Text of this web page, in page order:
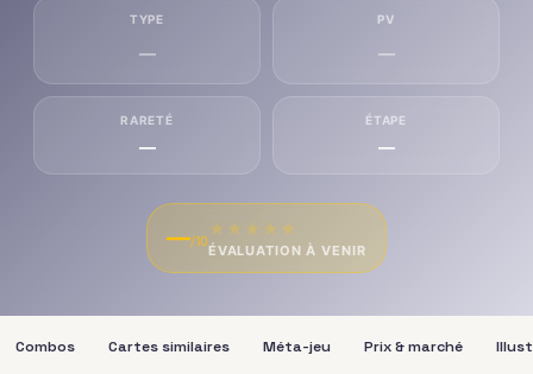
TYPE
—
PV
—
RARETÉ
—
ÉTAPE
—
—/10
★ ★ ★ ★ ★
ÉVALUATION À VENIR
Combos Cartes similaires Méta-jeu Prix & marché